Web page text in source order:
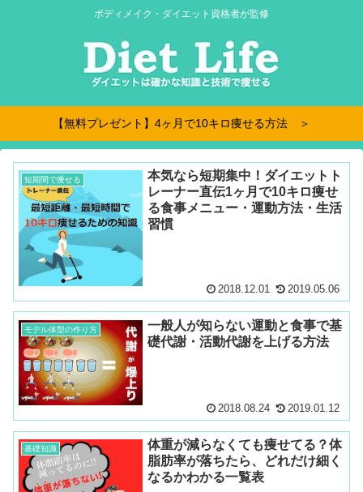
ボディメイク・ダイエット資格者が監修
【無料プレゼント】4ヶ月で10キロ痩せる方法 ＞
短期間で痩せる
本気なら短期集中！ダイエットト
レーナー直伝1ヶ月で10キロ痩せ
る食事メニュー・運動方法・生活
習慣
2018.12.01 2019.05.06
モデル体型の作り方
一般人が知らない運動と食事で基
礎代謝・活動代謝を上げる方法
2018.08.24 2019.01.12
基礎知識
体重が減らなくても痩せてる？体
脂肪率が落ちたら、どれだけ細く
なるかわかる一覧表